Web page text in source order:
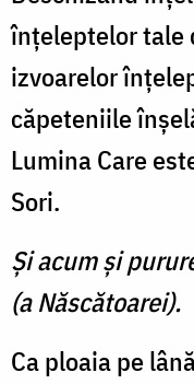
înţeleptelor tale
izvoarelor
căpeteniile
Lumina Care
Sori.
Şi acum şi
(a Născătoarei).
Ca ploaia pe